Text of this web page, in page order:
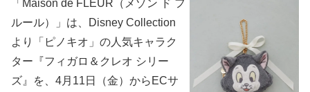
「Maison de FLEUR（メゾン ド フ
ルール）」は、Disney Collection
より「ピノキオ」の人気キャラク
ター『フィガロ＆クレオ シリー
ズ』を、4月11日（金）からECサ